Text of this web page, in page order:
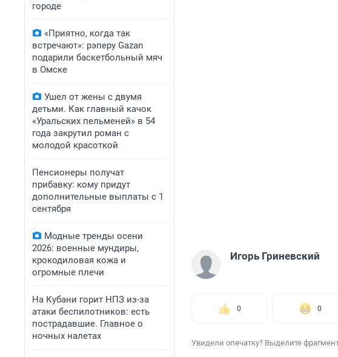
городе
«Приятно, когда так
встречают»: рэперу Gazan
подарили баскетбольный мяч
в Омске
Ушел от жены с двумя
детьми. Как главный качок
«Уральских пельменей» в 54
года закрутил роман с
молодой красоткой
Пенсионеры получат
прибавку: кому придут
дополнительные выплаты с 1
сентября
Модные тренды осени
2026: военные мундиры,
крокодиловая кожа и
огромные плечи
На Кубани горит НПЗ из-за
атаки беспилотников: есть
пострадавшие. Главное о
ночных налетах
Игорь Гриневский
0 0
Увидели опечатку? Выделите